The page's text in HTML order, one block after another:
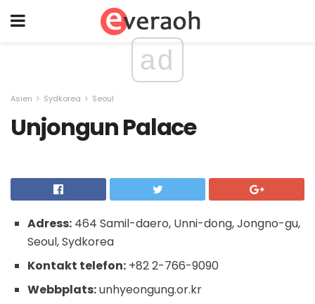
ad
Asien Sydkorea Seoul
Unjongun Palace
Adress: 464 Samil-daero, Unni-dong, Jongno-gu,
Seoul, Sydkorea
Kontakt telefon: +82 2-766-9090
Webbplats:unhyeongung.or.kr